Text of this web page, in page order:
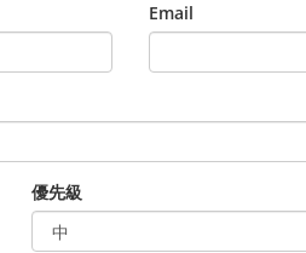
Email
優先級